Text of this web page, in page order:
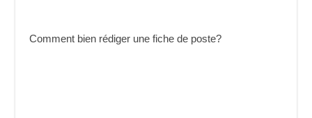
Comment bien rédiger une fiche de poste?